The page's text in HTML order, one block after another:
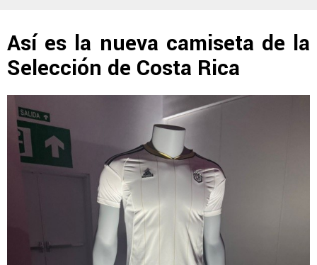
Así es la nueva camiseta de la
Selección de Costa Rica